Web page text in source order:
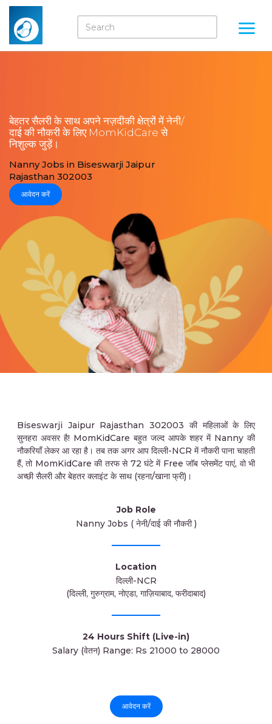
बेहतर सैलरी के साथ अपने नज़दीकी क्षेत्रों में नेनी/
दाई की नौकरी के लिए MomKidCare से
निशुल्क जुड़ें।
Nanny Jobs in Biseswarji Jaipur
Rajasthan 302003
आवेदन करें
Biseswarji Jaipur Rajasthan 302003 की महिलाओं के लिए
सुनहरा अवसर है! MomKidCare बहुत जल्द आपके शहर में Nanny की
नौकरियाँ लेकर आ रहा है। तब तक अगर आप दिल्ली-NCR में नौकरी पाना चाहती
हैं, तो MomKidCare की तरफ से 72 घंटे में Free जॉब प्लेसमेंट पाएं, वो भी
अच्छी सैलरी और बेहतर क्लाइंट के साथ (रहना/खाना फ्री)।
Job Role
Nanny Jobs ( नेनी/दाई की नौकरी )
Location
दिल्ली-NCR
(दिल्ली, गुरुग्राम, नोएडा, गाज़ियाबाद, फरीदाबाद)
24 Hours Shift (Live-in)
Salary (वेतन) Range: Rs 21000 to 28000
आवेदन करें